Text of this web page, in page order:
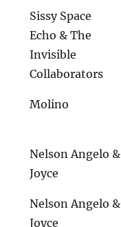
Sissy Space
Echo & The
Invisible
Collaborators
Molino
Nelson Angelo &
Joyce
Nelson Angelo &
Joyce